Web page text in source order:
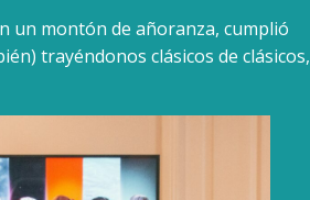
un montón de añoranza, cumplió
trayéndonos clásicos de clásicos,